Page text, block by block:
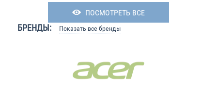
ПОСМОТРЕТЬ ВСЕ
БРЕНДЫ: Показать все бренды